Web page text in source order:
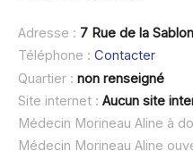
Adresse : 7 Rue de la
Téléphone : Contacter
Quartier : non renseigné
Site internet : Aucun site
Médecin Morineau Aline à
Médecin Morineau Aline